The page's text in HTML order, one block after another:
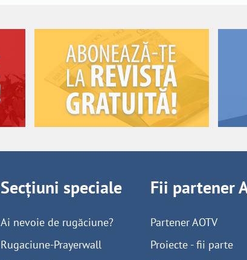
Secțiuni speciale
Ai nevoie de rugăciune?
Rugaciune-Prayerwall
Fii partener
Partener AOTV
Proiecte - fii parte